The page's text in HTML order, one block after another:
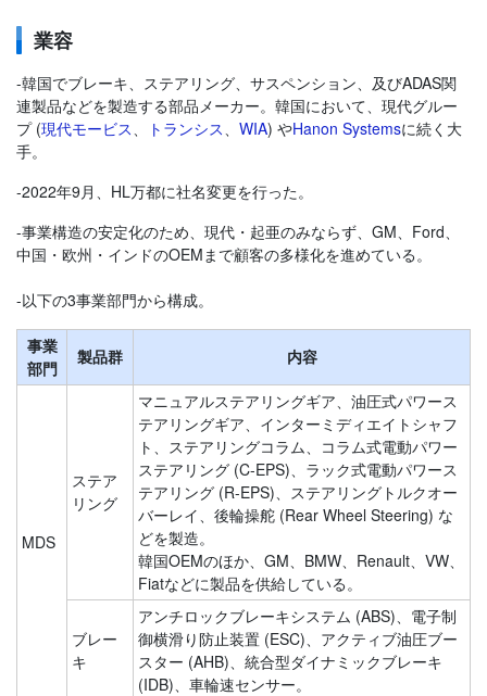
業容
-韓国でブレーキ、ステアリング、サスペンション、及びADAS関
連製品などを製造する部品メーカー。韓国において、現代グルー
プ (現代モービス、 トランシス、 WIA) やHanon Systemsに続く大
手。
‐2022年9月、HL万都に社名変更を行った。
-事業構造の安定化のため、現代・起亜のみならず、GM、Ford、
中国・欧州・インドのOEMまで顧客の多様化を進めている。
-以下の3事業部門から構成。
事業
部門
製品群 内容
MDS
ステア
リング
マニュアルステアリングギア、油圧式パワース
テアリングギア、インターミディエイトシャフ
ト、ステアリングコラム、コラム式電動パワー
ステアリング (C-EPS)、ラック式電動パワース
テアリング (R-EPS)、ステアリングトルクオー
バーレイ、後輪操舵 (Rear Wheel Steering) な
どを製造。
韓国OEMのほか、GM、BMW、Renault、VW、
Fiatなどに製品を供給している。
ブレー
キ
アンチロックブレーキシステム (ABS)、電子制
御横滑り防止装置 (ESC)、アクティブ油圧ブー
スター (AHB)、統合型ダイナミックブレーキ
(IDB)、車輪速センサー。